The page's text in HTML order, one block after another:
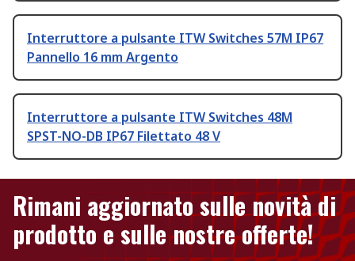
Interruttore a pulsante ITW Switches 57M IP67
Pannello 16 mm Argento
Interruttore a pulsante ITW Switches 48M
SPST-NO-DB IP67 Filettato 48 V
Rimani aggiornato sulle novità di
prodotto e sulle nostre offerte!